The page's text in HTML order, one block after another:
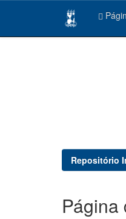
Repositório
Página